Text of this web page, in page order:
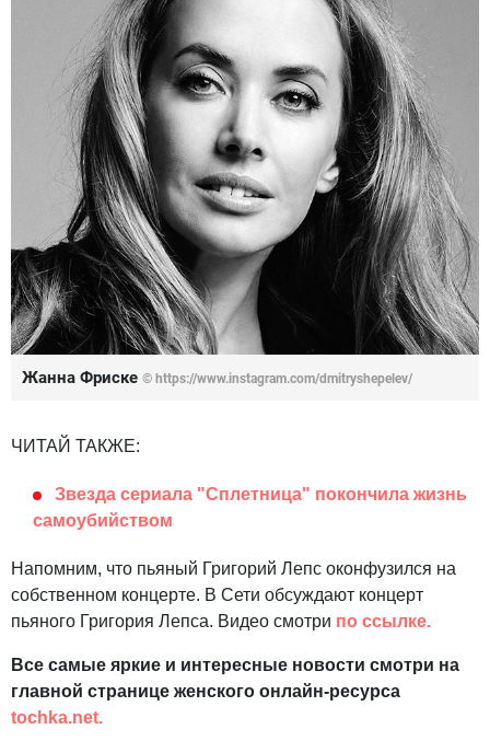
Жанна Фриске © https://www.instagram.com/dmitryshepelev/
ЧИТАЙ ТАКЖЕ:
Звезда сериала "Сплетница" покончила жизнь
самоубийством
Напомним, что пьяный Григорий Лепс оконфузился на
собственном концерте. В Сети обсуждают концерт
пьяного Григория Лепса. Видео смотри по ссылке.
Все самые яркие и интересные новости смотри на
главной странице женского онлайн-ресурса
tochka.net.